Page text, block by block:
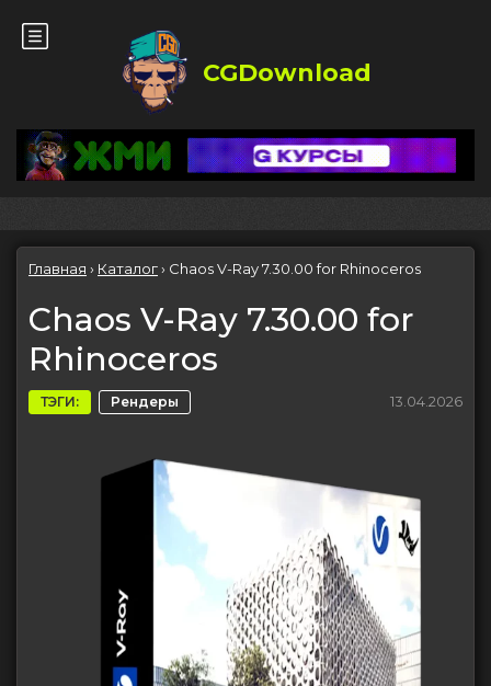
CGDownload
Главная › Каталог› Chaos V-Ray 7.30.00 for Rhinoceros
Chaos V-Ray 7.30.00 for
Rhinoceros
ТЭГИ: Рендеры 13.04.2026